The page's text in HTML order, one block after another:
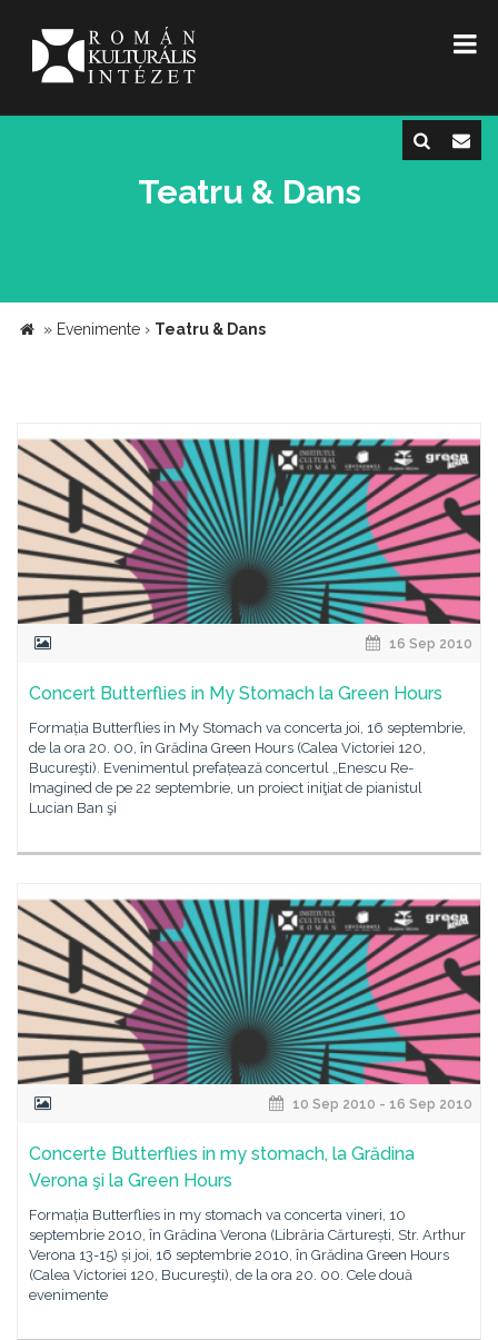
Teatru & Dans
» Evenimente › Teatru & Dans
16 Sep 2010
Concert Butterflies in My Stomach la Green Hours
Formația Butterflies in My Stomach va concerta joi, 16 septembrie,
de la ora 20. 00, în Grădina Green Hours (Calea Victoriei 120,
Bucureşti). Evenimentul prefațează concertul „Enescu Re-
Imagined de pe 22 septembrie, un proiect iniţiat de pianistul
Lucian Ban şi
10 Sep 2010 - 16 Sep 2010
Concerte Butterflies in my stomach, la Grădina
Verona şi la Green Hours
Formația Butterflies in my stomach va concerta vineri, 10
septembrie 2010, în Grădina Verona (Librăria Cărturești, Str. Arthur
Verona 13-15) și joi, 16 septembrie 2010, în Grădina Green Hours
(Calea Victoriei 120, Bucureşti), de la ora 20. 00. Cele două
evenimente